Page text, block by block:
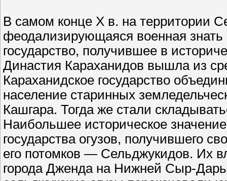
В самом конце X в. на территории
феодализирующаяся военная
государство, получившее в
Династия Караханидов вышла из
Караханидское государство
население старинных
Кашгара. Тогда же стали
Наибольшее историческое
государства огузов, получившего
его потомков — Сельджукидов. Их
города Дженда на Нижней Сыр-